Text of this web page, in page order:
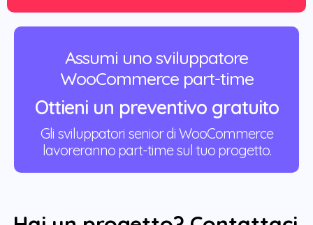
Assumi uno sviluppatore
WooCommerce part-time
Ottieni un preventivo gratuito
Gli sviluppatori senior di WooCommerce
lavoreranno part-time sul tuo progetto.